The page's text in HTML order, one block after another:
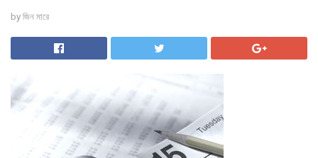
by জিন মারে